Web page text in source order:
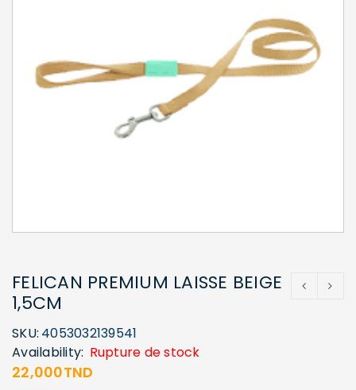
FELICAN PREMIUM LAISSE BEIGE
1,5CM
SKU: 4053032139541
Availability: Rupture de stock
22,000TND